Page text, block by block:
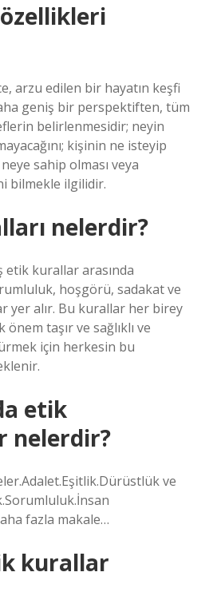
arzu edilen bir hayatın keşfi
geniş bir perspektiften, tüm
belirlenmesidir; neyin
kişinin ne isteyip
sahip olması veya
bilmekle ilgilidir.
nelerdir?
kurallar arasında
hoşgörü, sadakat ve
yer alır. Bu kurallar her birey
taşır ve sağlıklı ve
için herkesin bu
etik
nelerdir?
ve
fazla makale…
kurallar